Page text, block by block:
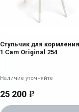
Стульчик для
1 Cam Original 254
25 200 e
Наличие уточняйте